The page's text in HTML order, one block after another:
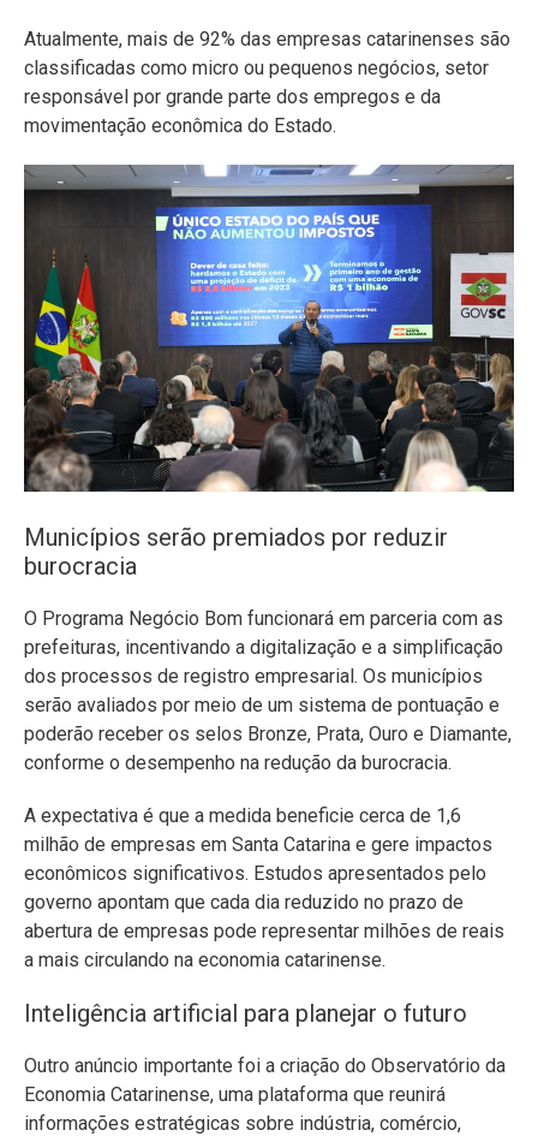
Atualmente, mais de 92% das empresas catarinenses são
classificadas como micro ou pequenos negócios, setor
responsável por grande parte dos empregos e da
movimentação econômica do Estado.
Municípios serão premiados por reduzir
burocracia
O Programa Negócio Bom funcionará em parceria com as
prefeituras, incentivando a digitalização e a simplificação
dos processos de registro empresarial. Os municípios
serão avaliados por meio de um sistema de pontuação e
poderão receber os selos Bronze, Prata, Ouro e Diamante,
conforme o desempenho na redução da burocracia.
A expectativa é que a medida beneficie cerca de 1,6
milhão de empresas em Santa Catarina e gere impactos
econômicos significativos. Estudos apresentados pelo
governo apontam que cada dia reduzido no prazo de
abertura de empresas pode representar milhões de reais
a mais circulando na economia catarinense.
Inteligência artificial para planejar o futuro
Outro anúncio importante foi a criação do Observatório da
Economia Catarinense, uma plataforma que reunirá
informações estratégicas sobre indústria, comércio,